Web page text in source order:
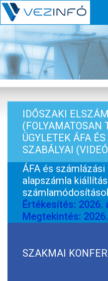
IDŐSZAKI
(FOLYAMATOSAN
ÜGYLETEK ÁFA
SZABÁLYAI
ÁFA és
alapszámla
Értékesítés: 2026.
Megtekintés:
SZAKMAI